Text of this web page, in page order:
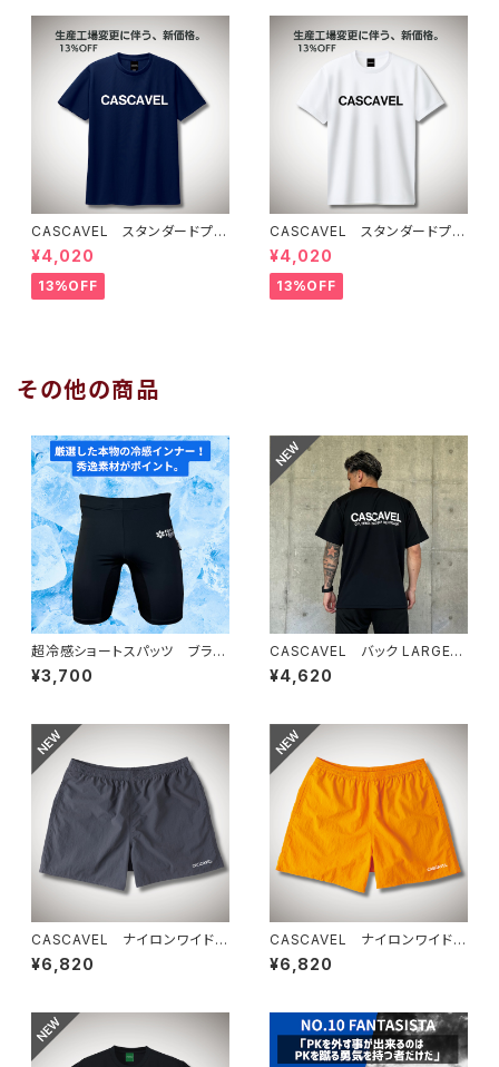
CASCAVEL スタンダードプラ
クティスシャツ ネイビー
¥4,020
13%OFF
CASCAVEL スタンダードプラ
クティスシャツ ホワイト
¥4,020
13%OFF
その他の商品
超冷感ショートスパッツ ブラッ
ク
¥3,700
CASCAVEL バック LARGEロ
ゴ プラシャツ ブラック
¥4,620
CASCAVEL ナイロンワイドシ
ョーツ グレー
¥6,820
CASCAVEL ナイロンワイドシ
ョーツ マンゴー
¥6,820